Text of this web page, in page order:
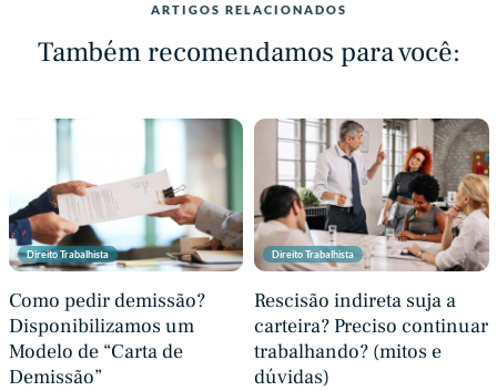
ARTIGOS RELACIONADOS
Também recomendamos para você:
Direito Trabalhista
Como pedir demissão?
Disponibilizamos um
Modelo de “Carta de
Demissão”
Direito Trabalhista
Rescisão indireta suja a
carteira? Preciso continuar
trabalhando? (mitos e
dúvidas)